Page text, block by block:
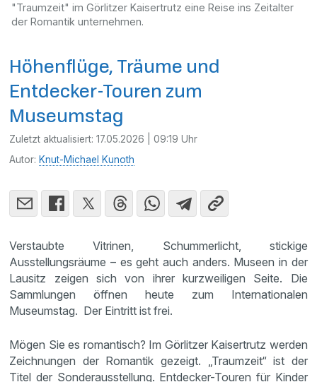
"Traumzeit" im Görlitzer Kaisertrutz eine Reise ins Zeitalter
der Romantik unternehmen.
Höhenflüge, Träume und
Entdecker-Touren zum
Museumstag
Zuletzt aktualisiert:17.05.2026 | 09:19 Uhr
Autor: Knut-Michael Kunoth
Verstaubte Vitrinen, Schummerlicht, stickige
Ausstellungsräume – es geht auch anders. Museen in der
Lausitz zeigen sich von ihrer kurzweiligen Seite. Die
Sammlungen öffnen heute zum Internationalen
Museumstag. Der Eintritt ist frei.
Mögen Sie es romantisch? Im Görlitzer Kaisertrutz werden
Zeichnungen der Romantik gezeigt. „Traumzeit“ ist der
Titel der Sonderausstellung. Entdecker-Touren für Kinder